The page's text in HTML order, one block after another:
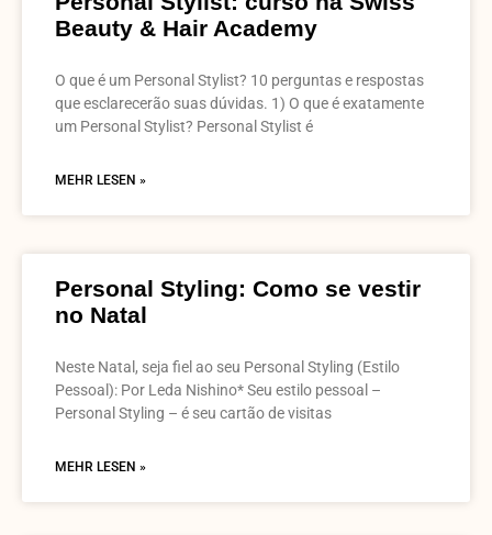
Beauty & Hair Academy
O que é um Personal Stylist? 10 perguntas e respostas
que esclarecerão suas dúvidas. 1) O que é exatamente
um Personal Stylist? Personal Stylist é
MEHR LESEN »
Personal Styling: Como se vestir
no Natal
Neste Natal, seja fiel ao seu Personal Styling (Estilo
Pessoal): Por Leda Nishino* Seu estilo pessoal –
Personal Styling – é seu cartão de visitas
MEHR LESEN »